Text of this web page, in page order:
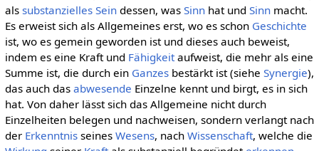
als substanzielles Seindessen, was Sinnhat und Sinnmacht.
Es erweist sich als Allgemeines erst, wo es schon Geschichte
ist, wo es gemein geworden ist und dieses auch beweist,
indem es eine Kraft und Fähigkeitaufweist, die mehr als eine
Summe ist, die durch ein Ganzesbestärkt ist (siehe Synergie),
das auch das abwesende Einzelne kennt und birgt, es in sich
hat. Von daher lässt sich das Allgemeine nicht durch
Einzelheiten belegen und nachweisen, sondern verlangt nach
der Erkenntnisseines Wesens, nach Wissenschaft, welche die